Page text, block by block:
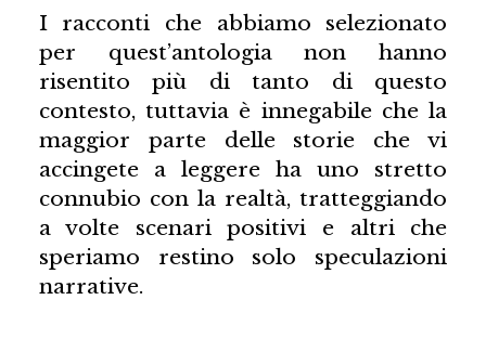
I racconti che abbiamo selezionato
per quest’antologia non hanno
risentito più di tanto di questo
contesto, tuttavia è innegabile che la
maggior parte delle storie che vi
accingete a leggere ha uno stretto
connubio con la realtà, tratteggiando
a volte scenari positivi e altri che
speriamo restino solo speculazioni
narrative.